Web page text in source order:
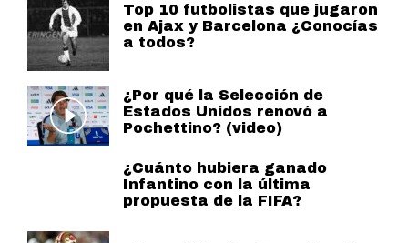
Top 10 futbolistas que jugaron
en Ajax y Barcelona ¿Conocías
a todos?
¿Por qué la Selección de
Estados Unidos renovó a
Pochettino? (video)
¿Cuánto hubiera ganado
Infantino con la última
propuesta de la FIFA?